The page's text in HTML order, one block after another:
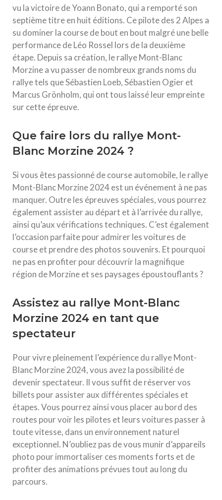
vu la victoire de Yoann Bonato, qui a remporté son
septième titre en huit éditions. Ce pilote des 2 Alpes a
su dominer la course de bout en bout malgré une belle
performance de Léo Rossel lors de la deuxième
étape. Depuis sa création, le rallye Mont-Blanc
Morzine a vu passer de nombreux grands noms du
rallye tels que Sébastien Loeb, Sébastien Ogier et
Marcus Grönholm, qui ont tous laissé leur empreinte
sur cette épreuve.
Que faire lors du rallye Mont-
Blanc Morzine 2024 ?
Si vous êtes passionné de course automobile, le rallye
Mont-Blanc Morzine 2024 est un événement à ne pas
manquer. Outre les épreuves spéciales, vous pourrez
également assister au départ et à l’arrivée du rallye,
ainsi qu’aux vérifications techniques. C’est également
l’occasion parfaite pour admirer les voitures de
course et prendre des photos souvenirs. Et pourquoi
ne pas en profiter pour découvrir la magnifique
région de Morzine et ses paysages époustouflants ?
Assistez au rallye Mont-Blanc
Morzine 2024 en tant que
spectateur
Pour vivre pleinement l’expérience du rallye Mont-
Blanc Morzine 2024, vous avez la possibilité de
devenir spectateur. Il vous suffit de réserver vos
billets pour assister aux différentes spéciales et
étapes. Vous pourrez ainsi vous placer au bord des
routes pour voir les pilotes et leurs voitures passer à
toute vitesse, dans un environnement naturel
exceptionnel. N’oubliez pas de vous munir d’appareils
photo pour immortaliser ces moments forts et de
profiter des animations prévues tout au long du
parcours.